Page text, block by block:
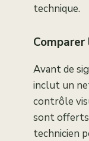
technique.
Avant de
inclut un
contrôle
sont offerts
technicien